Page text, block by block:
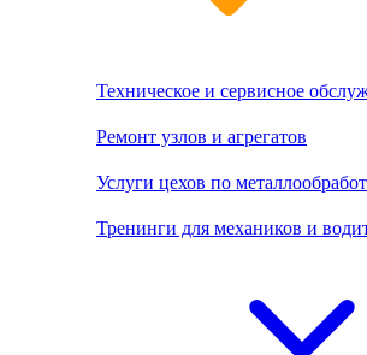
Техническое и сервисное
Ремонт узлов и агрегатов
Услуги цехов по
Тренинги для механиков и